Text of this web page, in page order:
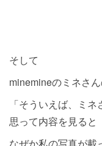
そして
minemineのミネさ
「そういえば、ミ
思って内容を見ると
なぜか私の写真が載